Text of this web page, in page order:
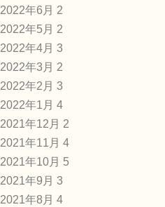
2022年6月 2
2022年5月 2
2022年4月 3
2022年3月 2
2022年2月 3
2022年1月 4
2021年12月 2
2021年11月 4
2021年10月 5
2021年9月 3
2021年8月 4